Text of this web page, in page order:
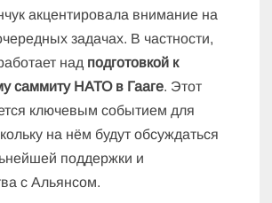
акцентировала внимание на
задачах. В частности,
над подготовкой к
саммиту НАТО в Гааге. Этот
ключевым событием для
на нём будут обсуждаться
поддержки и
с Альянсом.